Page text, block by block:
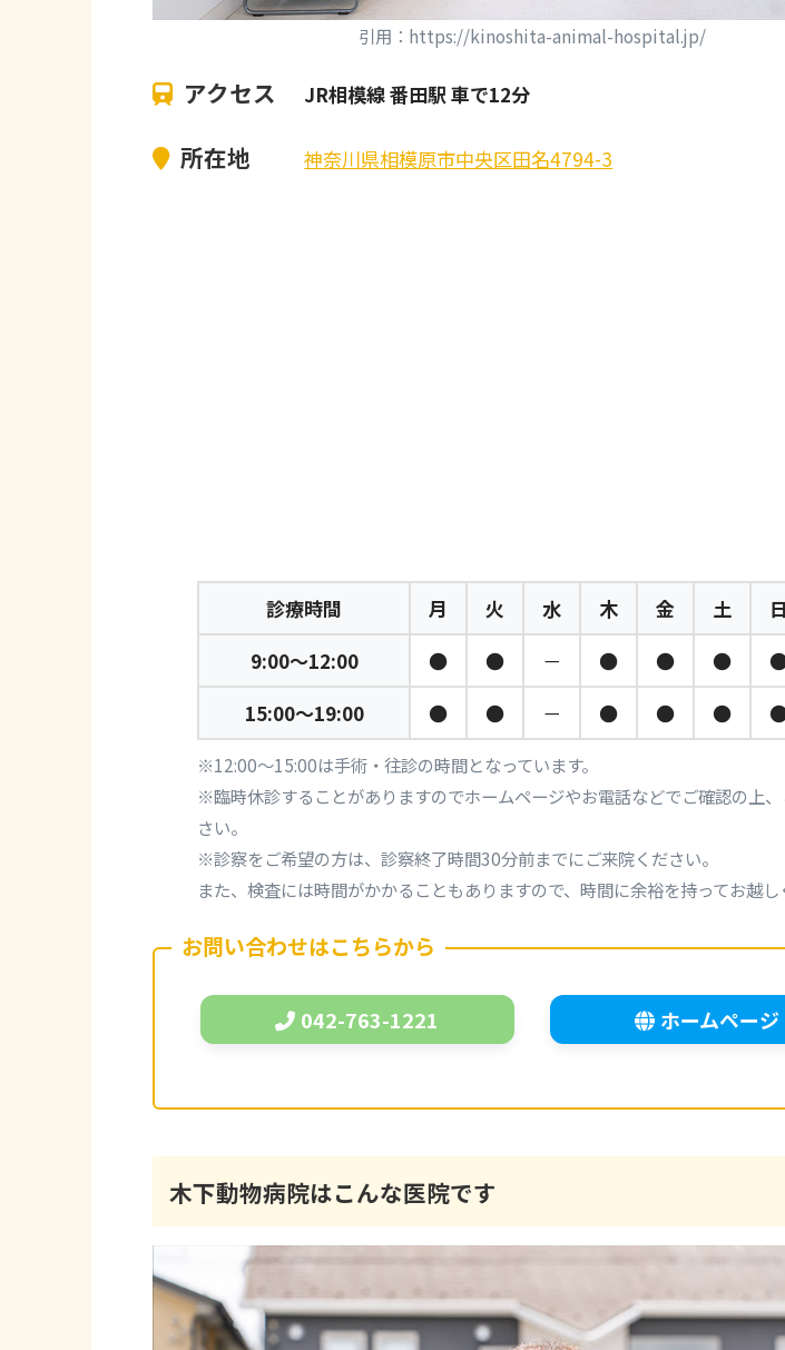
引用：https://kinoshita-animal-hospital.jp/
アクセス JR相模線 番田駅 車で12分
所在地 神奈川県相模原市中央区田名4794-3
診療時間 月 火 水 木 金 土 日
9:00～12:00
● ● － ● ● ●
15:00～19:00
● ● － ● ● ●
※12:00～15:00は手術・往診の時間となっています。
※臨時休診することがありますのでホームページやお電話などでご確認の上
さい。
※診察をご希望の方は、診察終了時間30分前までにご来院ください。
また、検査には時間がかかることもありますので、時間に余裕を持ってお越し
お問い合わせはこちらから
042-763-1221 ホームページ
木下動物病院はこんな医院です